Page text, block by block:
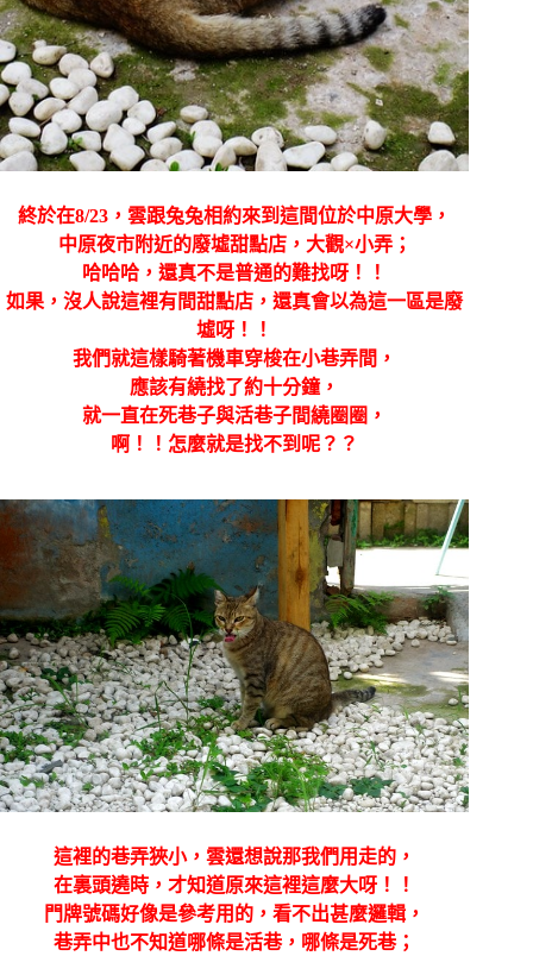
終於在8/23，雲跟兔兔相約來到這間位於中原大學，
中原夜市附近的廢墟甜點店，大觀×小弄；
哈哈哈，還真不是普通的難找呀！！
如果，沒人說這裡有間甜點店，還真會以為這一區是廢
墟呀！！
我們就這樣騎著機車穿梭在小巷弄間，
應該有繞找了約十分鐘，
就一直在死巷子與活巷子間繞圈圈，
啊！！怎麼就是找不到呢？？
這裡的巷弄狹小，雲還想說那我們用走的，
在裏頭遶時，才知道原來這裡這麼大呀！！
門牌號碼好像是參考用的，看不出甚麼邏輯，
巷弄中也不知道哪條是活巷，哪條是死巷；